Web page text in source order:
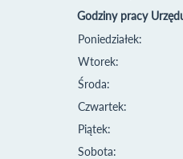
Godziny pracy
Poniedziałek:
Wtorek:
Środa:
Czwartek:
Piątek:
Sobota: